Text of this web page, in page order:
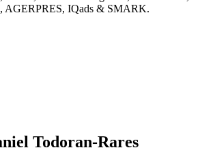
AGERPRES, IQads & SMARK.
Todoran-Rares